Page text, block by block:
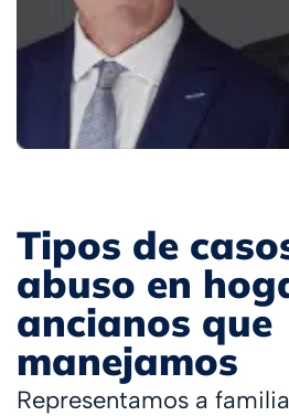
Tipos de
abuso en
ancianos que
manejamos
Representamos a